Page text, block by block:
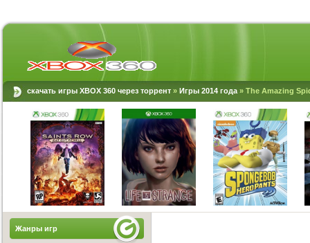
скачать игры XBOX 360 через торрент » Игры 2014 года » The Amazing
Жанры игр